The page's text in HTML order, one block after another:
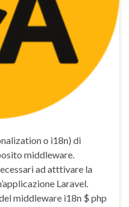
o i18n) di
middleware.
ad atttivare la
Laravel.
middleware i18n $ php